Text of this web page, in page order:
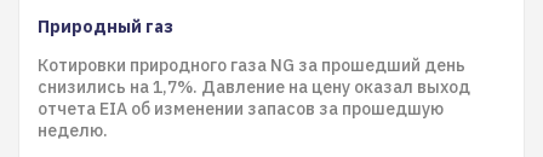
Природный газ
Котировки природного газа NG за прошедший день
снизились на 1,7%. Давление на цену оказал выход
отчета EIA об изменении запасов за прошедшую
неделю.